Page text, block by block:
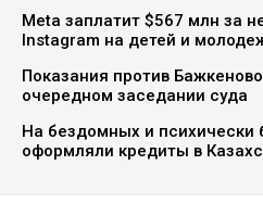
Meta заплатит $567 млн за
Instagram на детей и
Показания против
очередном заседании суда
На бездомных и
оформляли кредиты в